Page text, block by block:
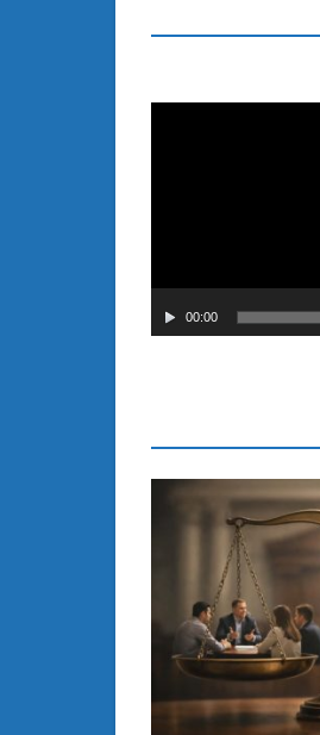
00:00